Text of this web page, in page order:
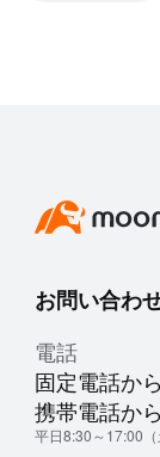
お問い合わ
電話
固定電話か
携帯電話か
平日8:30～17:00（